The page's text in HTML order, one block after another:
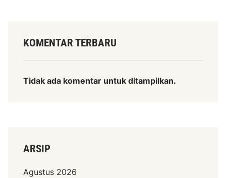
KOMENTAR TERBARU
Tidak ada komentar untuk ditampilkan.
ARSIP
Agustus 2026